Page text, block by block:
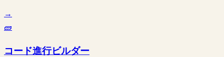
→
🧱
コード進行ビルダー